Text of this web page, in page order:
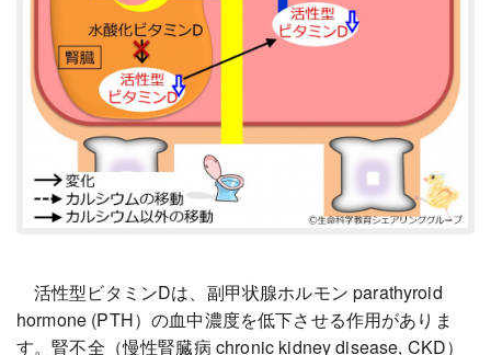
活性型ビタミンDは、副甲状腺ホルモン parathyroid
hormone (PTH）の血中濃度を低下させる作用がありま
す。腎不全（慢性腎臓病 chronic kidney disease, CKD）